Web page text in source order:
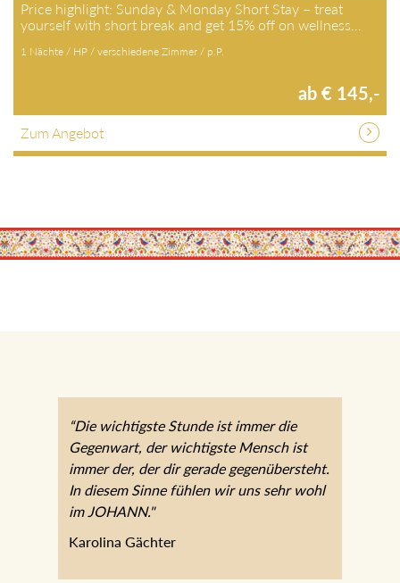
Price highlight: Sunday & Monday Short Stay – treat
yourself with short break and get 15% off on wellness…
ab € 145,-
Zum Angebot
“Die wichtigste Stunde ist immer die
Gegenwart, der wichtigste Mensch ist
immer der, der dir gerade
gegenübersteht. In diesem Sinne fühlen
wir uns sehr wohl im JOHANN."